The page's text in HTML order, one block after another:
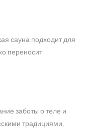
сауна подходит для
переносит
заботы о теле и
традициями,